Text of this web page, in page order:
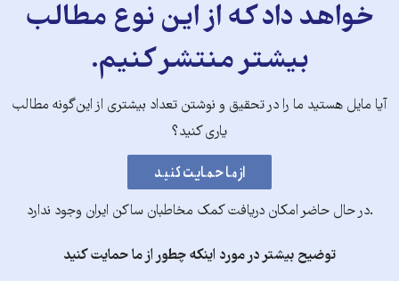
خواهد داد که از این نوع مطالب
بیشتر منتشر کنیم.
آیا مایل هستید ما را در تحقیق و نوشتن تعداد بیشتری از این‌گونه مطالب
یاری کنید؟
.در حال حاضر امکان دریافت کمک مخاطبان ساکن ایران وجود ندارد
توضیح بیشتر در مورد اینکه چطور از ما حمایت کنید